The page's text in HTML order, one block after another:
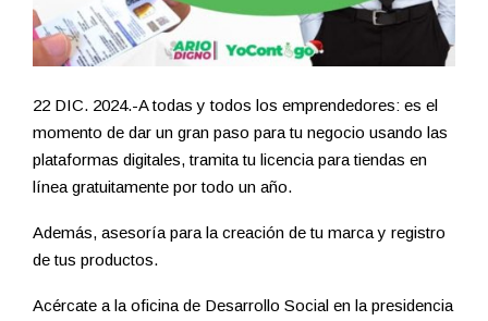
22 DIC. 2024.-A todas y todos los emprendedores: es el
momento de dar un gran paso para tu negocio usando las
plataformas digitales, tramita tu licencia para tiendas en
línea gratuitamente por todo un año.
Además, asesoría para la creación de tu marca y registro
de tus productos.
Acércate a la oficina de Desarrollo Social en la presidencia